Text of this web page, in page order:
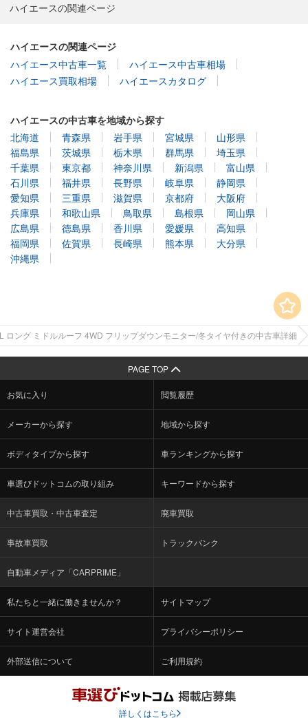
ハイエースの関連ページ
ハイエースの関連ページ
ハイエース中古車一覧
ハイエース中古車相場
ハイエース買取相場
ハイエースカタログ
ハイエースの中古車を地域から探す
北海道
青森県 岩手県 宮城県
山形県
福島県
茨城県 栃木県 群馬県
埼玉県
千葉県
東京都 神奈川県 新潟県
富山県
石川県
福井県 長野県 岐阜県
静岡県
愛知県
三重県 滋賀県 京都府
大阪府
兵庫県
和歌山県 鳥取県 島根県
岡山県
広島県
徳島県 香川県 愛媛県
高知県
福岡県
佐賀県 長崎県 熊本県
大分県
沖縄県
ロング ミドルルーフ 4WD フリップダウンモニター/冬タイヤ付きの中古車詳細
PAGE TOP
お気に入り 閲覧履歴
メーカーから探す 地域から探す
ボディタイプから探す 車ランキングから探す
車選びドットコムの取り組み キーワードから探す
中古車買取・中古車査定 廃車買取
事故車買取 トラックバンク
自動車メディア「CARPRIME」
私たちと一緒に働きませんか？ サイトマップ
サイト運営会社 プライバシーポリシー
外部送信について ご利用規約
詳しくはこちら